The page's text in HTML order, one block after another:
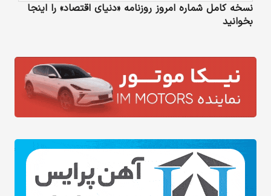
نسخه کامل شماره امروز روزنامه «دنیای‌ اقتصاد» را اینجا
بخوانید